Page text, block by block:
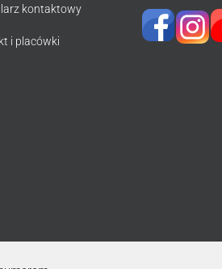
kontaktowy
i placówki